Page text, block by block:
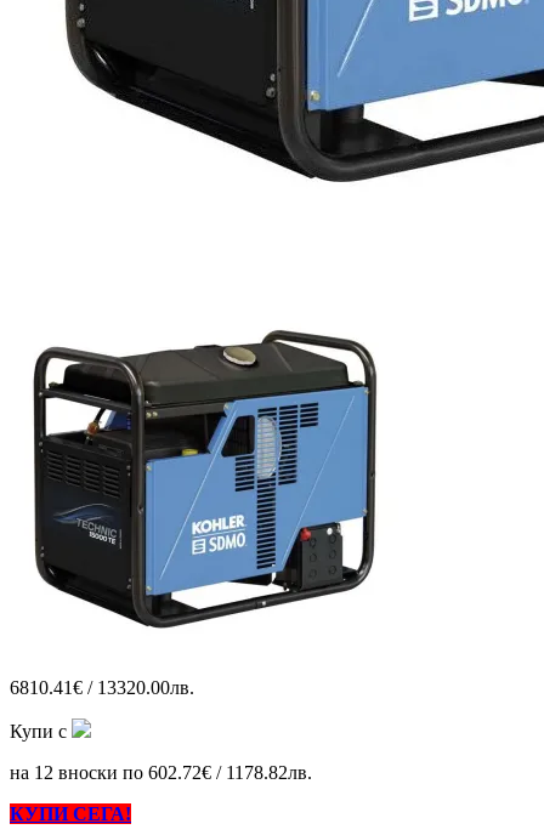
6810.41€ / 13320.00лв.
Купи с
на 12 вноски по 602.72€ / 1178.82лв.
КУПИ СЕГА!